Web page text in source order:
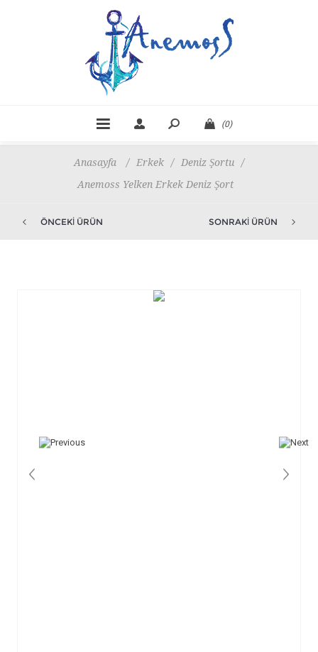
(0)
Anasayfa / Erkek / Deniz Şortu
/
Anemoss Yelken Erkek Deniz Şort
ÖNCEKI ÜRÜN SONRAKI ÜRÜN